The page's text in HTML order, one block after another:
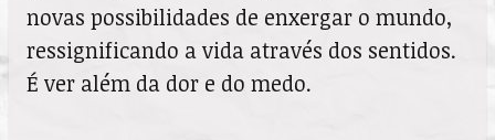
novas possibilidades de enxergar o mundo,
ressignificando a vida através dos sentidos.
É ver além da dor e do medo.